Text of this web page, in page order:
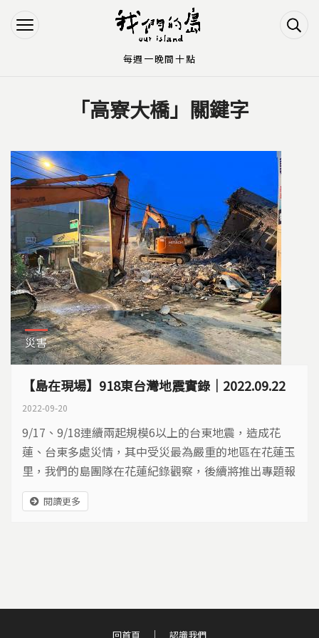
Jump to Navigation
Jump to Main content
「高寮大橋」關鍵字
災害
【島在現場】918東台灣地震實錄｜2022.09.22
2022-09-20
9/17、9/18連續兩起規模6以上的台東地震，造成花
蓮、台東多處災情，其中受災最為嚴重的地區在花蓮玉
里，我們的島團隊在花蓮紀錄觀察，後續將推出專題報
導，持續關注地震發展。 ​
閱讀更多
回首頁 認識我們
每週一晚間十點